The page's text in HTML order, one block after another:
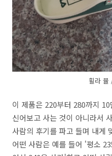
휠라 뮬
이 제품은 220부터 280까지
신어보고 사는 것이 아니라서
사람의 후기를 파고 들며 내게
어떤 사람은 예를 들어 '평소